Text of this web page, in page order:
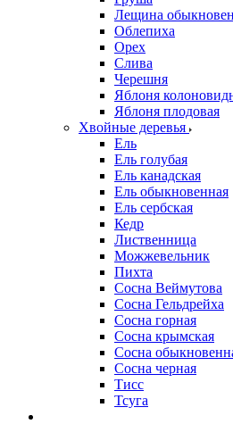
Лещина
Облепиха
Орех
Слива
Черешня
Яблоня
Яблоня плодовая
Хвойные деревья
Ель
Ель голубая
Ель канадская
Ель обыкновенная
Ель сербская
Кедр
Лиственница
Можжевельник
Пихта
Сосна Веймутова
Сосна Гельдрейха
Сосна горная
Сосна крымская
Сосна
Сосна черная
Тисс
Тсуга